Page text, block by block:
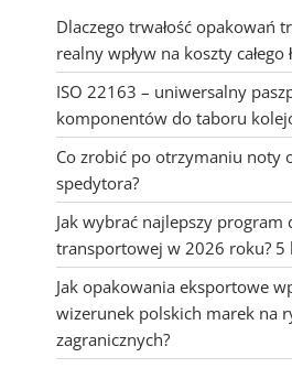
Dlaczego trwałość opakowań
realny wpływ na koszty całego
ISO 22163 – uniwersalny
komponentów do taboru
Co zrobić po otrzymaniu noty
spedytora?
Jak wybrać najlepszy program
transportowej w 2026 roku? 5
Jak opakowania eksportowe
wizerunek polskich marek na
zagranicznych?